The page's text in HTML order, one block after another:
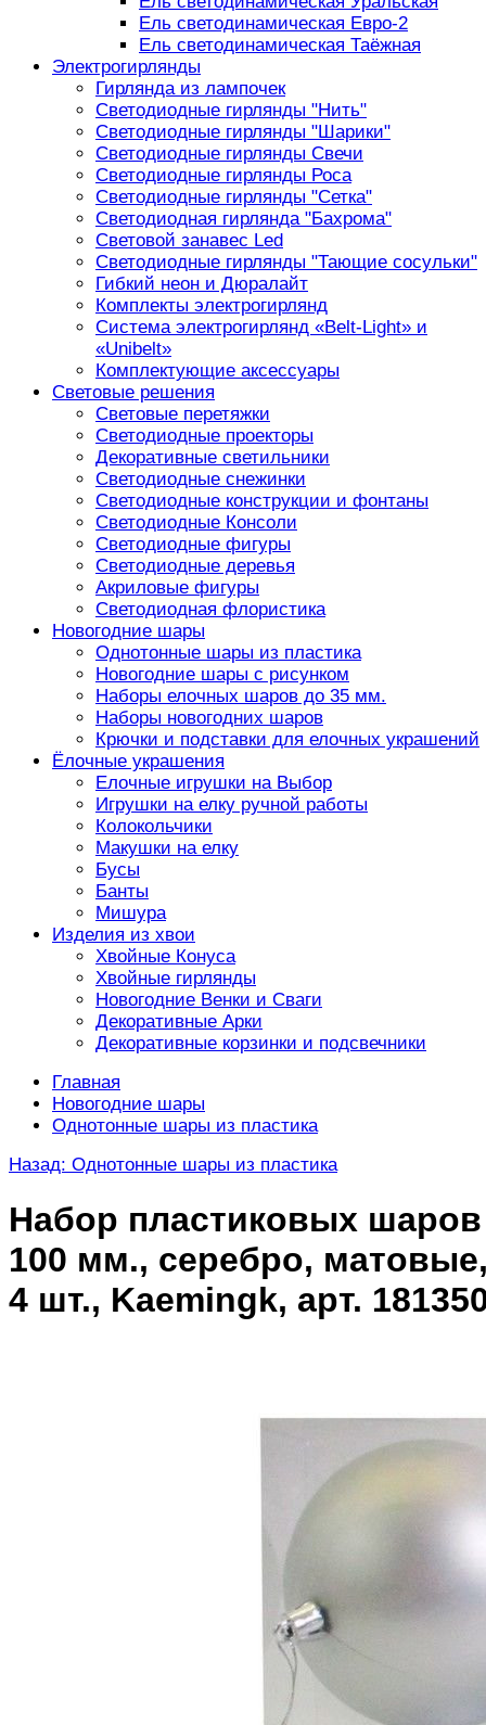
Ель светодинамическая Евро-2
Ель светодинамическая Таёжная
Электрогирлянды
Гирлянда из лампочек
Светодиодные гирлянды "Нить"
Светодиодные гирлянды "Шарики"
Светодиодные гирлянды Свечи
Светодиодные гирлянды Роса
Светодиодные гирлянды "Сетка"
Светодиодная гирлянда "Бахрома"
Световой занавес Led
Светодиодные гирлянды "Тающие сосульки"
Гибкий неон и Дюралайт
Комплекты электрогирлянд
Система электрогирлянд «Belt-Light» и
«Unibelt»
Комплектующие аксессуары
Световые решения
Световые перетяжки
Светодиодные проекторы
Декоративные светильники
Светодиодные снежинки
Светодиодные конструкции и фонтаны
Светодиодные Консоли
Светодиодные фигуры
Светодиодные деревья
Акриловые фигуры
Светодиодная флористика
Новогодние шары
Однотонные шары из пластика
Новогодние шары с рисунком
Наборы елочных шаров до 35 мм.
Наборы новогодних шаров
Крючки и подставки для елочных украшений
Ёлочные украшения
Елочные игрушки на Выбор
Игрушки на елку ручной работы
Колокольчики
Макушки на елку
Бусы
Банты
Мишура
Изделия из хвои
Хвойные Конуса
Хвойные гирлянды
Новогодние Венки и Сваги
Декоративные Арки
Декоративные корзинки и подсвечники
Главная
Новогодние шары
Однотонные шары из пластика
Назад: Однотонные шары из пластика
Набор пластиковых шаров
100 мм., серебро,
4 шт., Kaemingk, арт.